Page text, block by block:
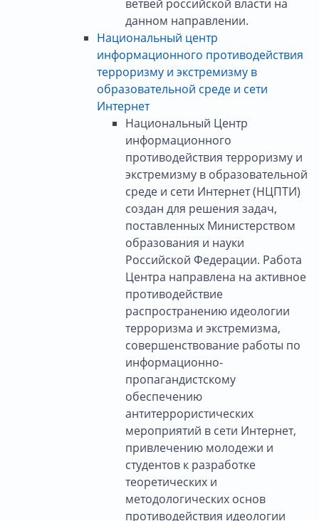
ветвей российской власти на
данном направлении.
Национальный центр
информационного противодействия
терроризму и экстремизму в
образовательной среде и сети
Интернет
Национальный Центр
информационного
противодействия терроризму и
экстремизму в образовательной
среде и сети Интернет (НЦПТИ)
создан для решения задач,
поставленных Министерством
образования и науки
Российской Федерации. Работа
Центра направлена на активное
противодействие
распространению идеологии
терроризма и экстремизма,
совершенствование работы по
информационно-
пропагандистскому
обеспечению
антитеррористических
мероприятий в сети Интернет,
привлечению молодежи и
студентов к разработке
теоретических и
методологических основ
противодействия идеологии